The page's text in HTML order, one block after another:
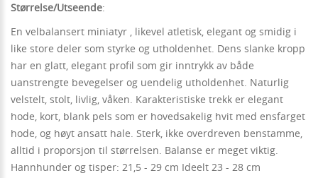
Størrelse/Utseende:
En velbalansert miniatyr , likevel atletisk, elegant og smidig i
like store deler som styrke og utholdenhet. Dens slanke kropp
har en glatt, elegant profil som gir inntrykk av både
uanstrengte bevegelser og uendelig utholdenhet. Naturlig
velstelt, stolt, livlig, våken. Karakteristiske trekk er elegant
hode, kort, blank pels som er hovedsakelig hvit med ensfarget
hode, og høyt ansatt hale. Sterk, ikke overdreven benstamme,
alltid i proporsjon til størrelsen. Balanse er meget viktig.
Hannhunder og tisper: 21,5 - 29 cm Ideelt 23 - 28 cm